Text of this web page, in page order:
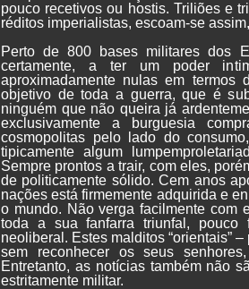
pouco recetivos ou hostis. Triliões e
réditos imperialistas, escoam-se
Perto de 800 bases militares dos
certamente, a ter um poder
aproximadamente nulas em
objetivo de toda a guerra, que é
ninguém que não queira já
exclusivamente a burguesia
cosmopolitas pelo lado do
tipicamente algum
Sempre prontos a trair, com eles,
de politicamente sólido. Cem anos
nações está firmemente adquirida e
o mundo. Não verga facilmente com
toda a sua fanfarra triunfal, pouco
neoliberal. Estes malditos “orientais”
sem reconhecer os seus
Entretanto, as notícias também não
estritamente militar.